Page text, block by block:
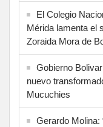
El Colegio
Mérida lamenta el
Zoraida Mora de
Gobierno
nuevo
Mucuchies
Gerardo Molina: